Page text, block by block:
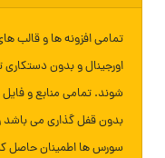
تمامی افزونه ها و قالب
اورجینال و بدون
شوند. تمامی منابع و
بدون قفل گذاری می باشد
سورس ها اطمینان حاصل